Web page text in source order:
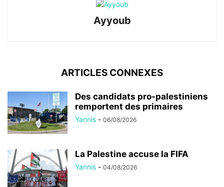
Ayyoub
ARTICLES CONNEXES
Des candidats pro-palestiniens
remportent des primaires
Yannis - 06/08/2026
La Palestine accuse la FIFA
Yannis - 04/08/2026